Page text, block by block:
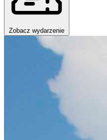
Zobacz wydarzenie